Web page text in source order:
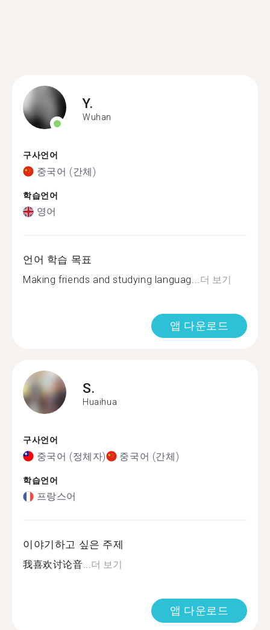
Y.
Wuhan
구사언어
중국어 (간체)
학습언어
영어
언어 학습 목표
Making friends and studying languag...더 보기
앱 다운로드
S.
Huaihua
구사언어
중국어 (정체자) 중국어 (간체)
학습언어
프랑스어
이야기하고 싶은 주제
我喜欢讨论音...더 보기
앱 다운로드